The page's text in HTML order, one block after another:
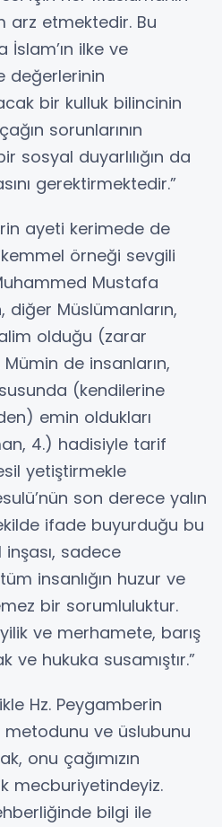
arz etmektedir. Bu
ilke ve
değerlerinin
bir kulluk bilincinin
sorunlarının
sosyal duyarlılığın da
gerektirmektedir.”
ayeti kerimede de
örneği sevgili
Mustafa
diğer Müslümanların,
olduğu (zarar
de insanların,
(kendilerine
emin oldukları
4.) hadisiyle tarif
yetiştirmekle
son derece yalın
ifade buyurduğu bu
inşası, sadece
insanlığın huzur ve
bir sorumluluktur.
ve merhamete, barış
ve hukuka susamıştır.”
Hz. Peygamberin
ve üslubunu
onu çağımızın
mecburiyetindeyiz.
bilgi ile